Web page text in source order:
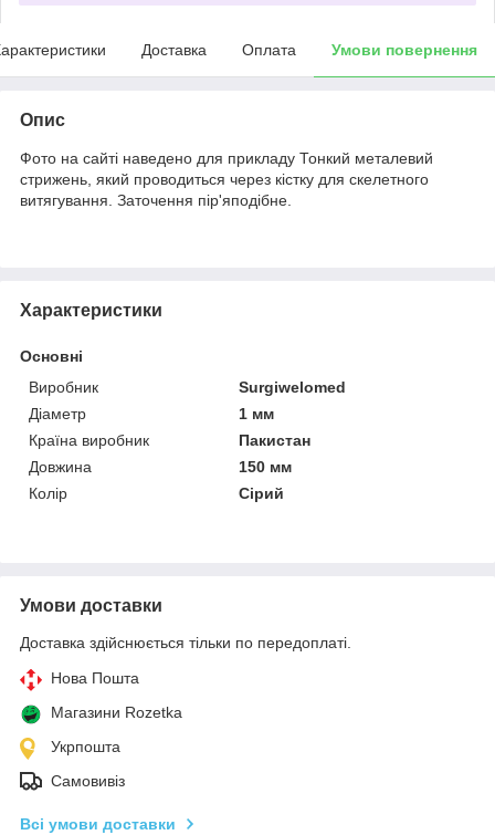
Доставка Оплата Умови повернення
Опис
Фото на сайті наведено для прикладу Тонкий металевий
стрижень, який проводиться через кістку для скелетного
витягування. Заточення пір'яподібне.
Характеристики
Основні
Виробник
Surgiwelomed
Діаметр
1 мм
Країна виробник
Пакистан
Довжина
150 мм
Колір
Сірий
Умови доставки
Доставка здійснюється тільки по передоплаті.
Нова Пошта
Магазини Rozetka
Укрпошта
Самовивіз
Всі умови доставки